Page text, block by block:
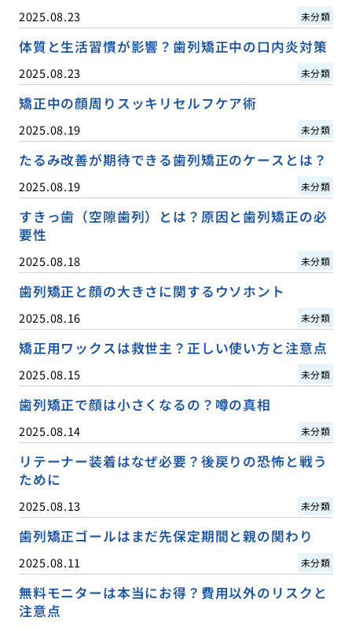
2025.08.23 未分類
体質と生活習慣が影響？歯列矯正中の口内炎対策
2025.08.23 未分類
矯正中の顔周りスッキリセルフケア術
2025.08.19 未分類
たるみ改善が期待できる歯列矯正のケースとは？
2025.08.19 未分類
すきっ歯（空隙歯列）とは？原因と歯列矯正の必
要性
2025.08.18 未分類
歯列矯正と顔の大きさに関するウソホント
2025.08.16 未分類
矯正用ワックスは救世主？正しい使い方と注意点
2025.08.15 未分類
歯列矯正で顔は小さくなるの？噂の真相
2025.08.14 未分類
リテーナー装着はなぜ必要？後戻りの恐怖と戦う
ために
2025.08.13 未分類
歯列矯正ゴールはまだ先保定期間と親の関わり
2025.08.11 未分類
無料モニターは本当にお得？費用以外のリスクと
注意点